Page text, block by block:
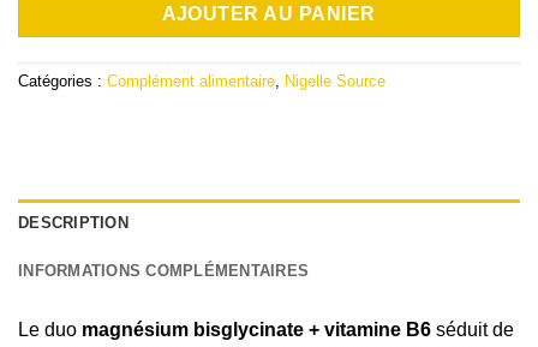
AJOUTER AU PANIER
Catégories : Complément alimentaire Nigelle Source
DESCRIPTION
INFORMATIONS COMPLÉMENTAIRES
Le duo magnésium bisglycinate + vitamine B6 séduit de